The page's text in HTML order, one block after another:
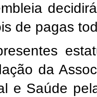
de pagas
da
e Saúde